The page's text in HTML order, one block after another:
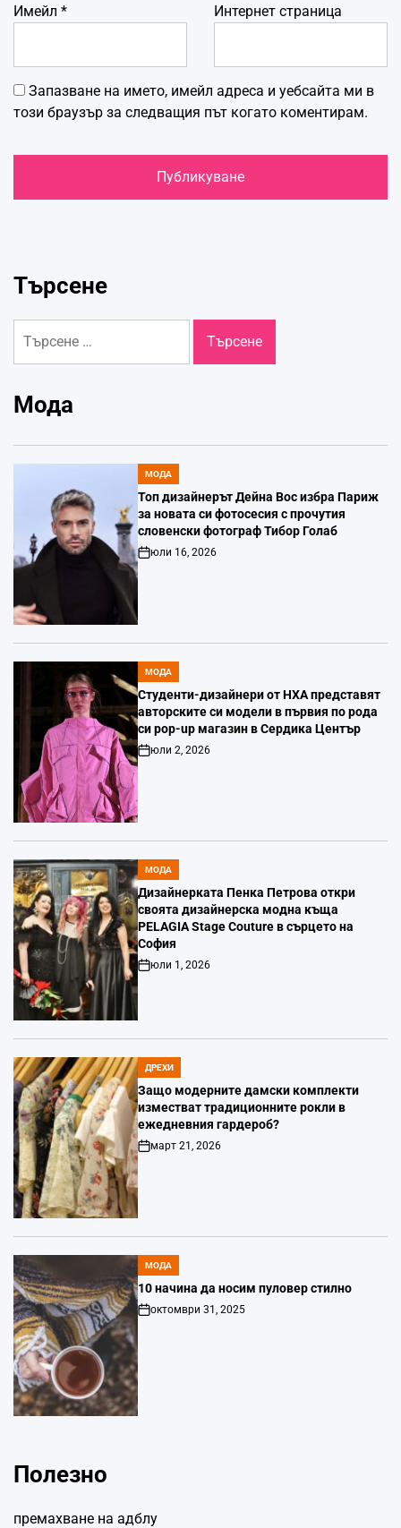
Имейл * Интернет страница
Запазване на името, имейл адреса и уебсайта ми в
този браузър за следващия път когато коментирам.
Търсене
за:
Мода
POSTED
IN
МОДА
Топ дизайнерът Дейна Вос избра Париж
за новата си фотосесия с прочутия
словенски фотограф Тибор Голаб
Post
Date
юли 16, 2026
POSTED
IN
МОДА
Студенти-дизайнери от НХА представят
авторските си модели в първия по рода
си pop-up магазин в Сердика Център
Post
Date
юли 2, 2026
POSTED
IN
МОДА
Дизайнерката Пенка Петрова откри
своята дизайнерска модна къща
PELAGIA Stage Couture в сърцето на
София
Post
Date
юли 1, 2026
POSTED
IN
ДРЕХИ
Защо модерните дамски комплекти
изместват традиционните рокли в
ежедневния гардероб?
Post
Date
март 21, 2026
POSTED
IN
МОДА
10 начина да носим пуловер стилно
Post
октомври 31, 2025
Полезно
премахване на адблу